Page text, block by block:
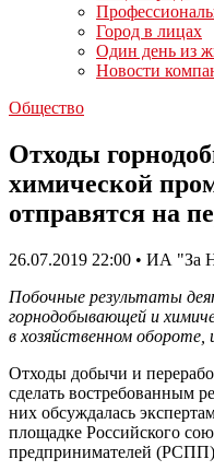
Город в лицах
Один день из
Новости
Общество
Отходы
химической
отправятся на
26.07.2019 22:00 • ИА "За
Побочные результаты
горнодобывающей и
в хозяйственном обороте,
Отходы добычи и
сделать востребованным
них обсуждалась
площадке Российского
предпринимателей